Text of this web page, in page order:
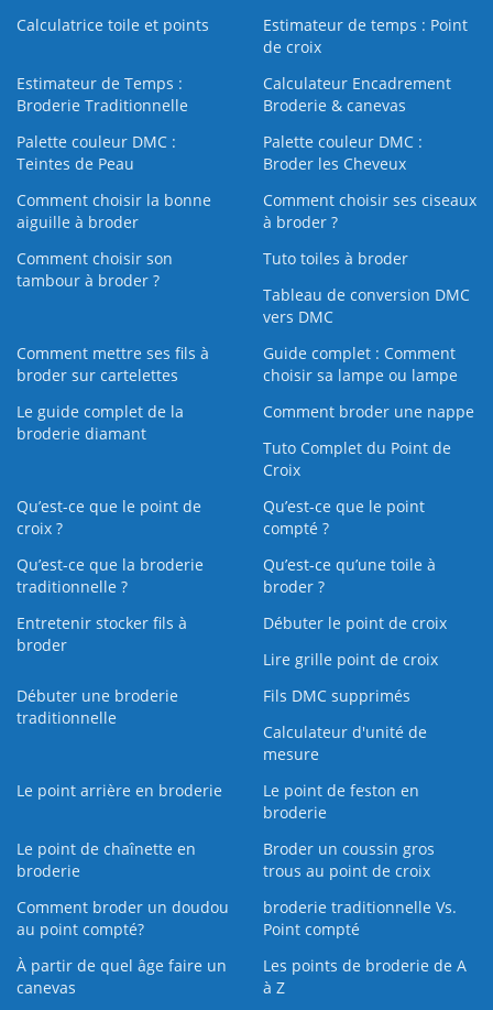
Calculatrice toile et points
Estimateur de temps : Point
de croix
Estimateur de Temps :
Broderie Traditionnelle
Calculateur Encadrement
Broderie & canevas
Palette couleur DMC :
Teintes de Peau
Palette couleur DMC :
Broder les Cheveux
Comment choisir la bonne
aiguille à broder
Comment choisir ses ciseaux
à broder ?
Comment choisir son
tambour à broder ?
Tuto toiles à broder
Tableau de conversion DMC
vers DMC
Comment mettre ses fils à
broder sur cartelettes
Guide complet : Comment
choisir sa lampe ou lampe
Le guide complet de la
broderie diamant
Comment broder une nappe
Tuto Complet du Point de
Croix
Qu’est-ce que le point de
croix ?
Qu’est-ce que le point
compté ?
Qu’est-ce que la broderie
traditionnelle ?
Qu’est‑ce qu’une toile à
broder ?
Entretenir stocker fils à
broder
Débuter le point de croix
Lire grille point de croix
Débuter une broderie
traditionnelle
Fils DMC supprimés
Calculateur d'unité de
mesure
Le point arrière en broderie
Le point de feston en
broderie
Le point de chaînette en
broderie
Broder un coussin gros
trous au point de croix
Comment broder un doudou
au point compté?
broderie traditionnelle Vs.
Point compté
À partir de quel âge faire un
canevas
Les points de broderie de A
à Z